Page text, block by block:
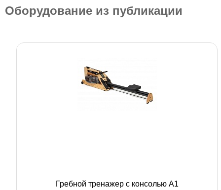
Оборудование из публикации
Гребной тренажер с консолью A1